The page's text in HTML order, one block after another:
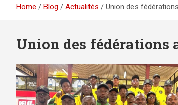
Home Blog Actualités Union des
Union des fédérations